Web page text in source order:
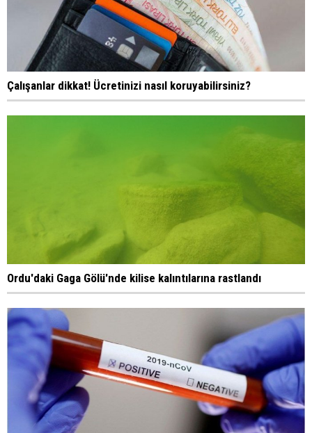
Çalışanlar dikkat! Ücretinizi nasıl koruyabilirsiniz?
Ordu'daki Gaga Gölü'nde kilise kalıntılarına rastlandı